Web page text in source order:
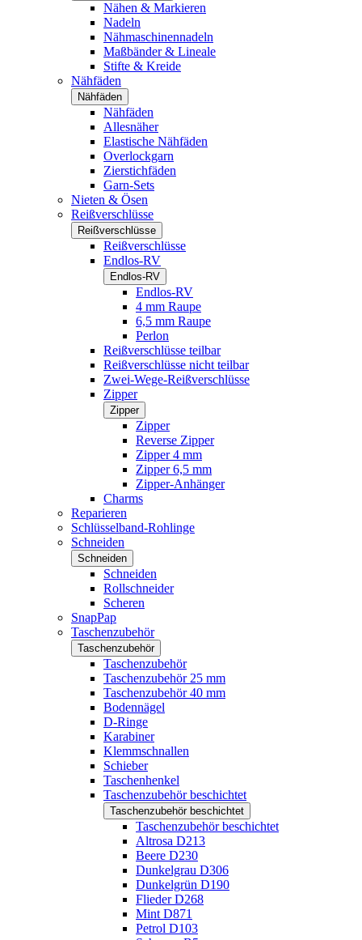
Nähen & Markieren
Nadeln
Nähmaschinennadeln
Maßbänder & Lineale
Stifte & Kreide
Nähfäden
Nähfäden
Nähfäden
Allesnäher
Elastische Nähfäden
Overlockgarn
Zierstichfäden
Garn-Sets
Nieten & Ösen
Reißverschlüsse
Reißverschlüsse
Reißverschlüsse
Endlos-RV
Endlos-RV
Endlos-RV
4 mm Raupe
6,5 mm Raupe
Perlon
Reißverschlüsse teilbar
Reißverschlüsse nicht teilbar
Zwei-Wege-Reißverschlüsse
Zipper
Zipper
Zipper
Reverse Zipper
Zipper 4 mm
Zipper 6,5 mm
Zipper-Anhänger
Charms
Reparieren
Schlüsselband-Rohlinge
Schneiden
Schneiden
Schneiden
Rollschneider
Scheren
SnapPap
Taschenzubehör
Taschenzubehör
Taschenzubehör
Taschenzubehör 25 mm
Taschenzubehör 40 mm
Bodennägel
D-Ringe
Karabiner
Klemmschnallen
Schieber
Taschenhenkel
Taschenzubehör beschichtet
Taschenzubehör beschichtet
Taschenzubehör beschichtet
Altrosa D213
Beere D230
Dunkelgrau D306
Dunkelgrün D190
Flieder D268
Mint D871
Petrol D103